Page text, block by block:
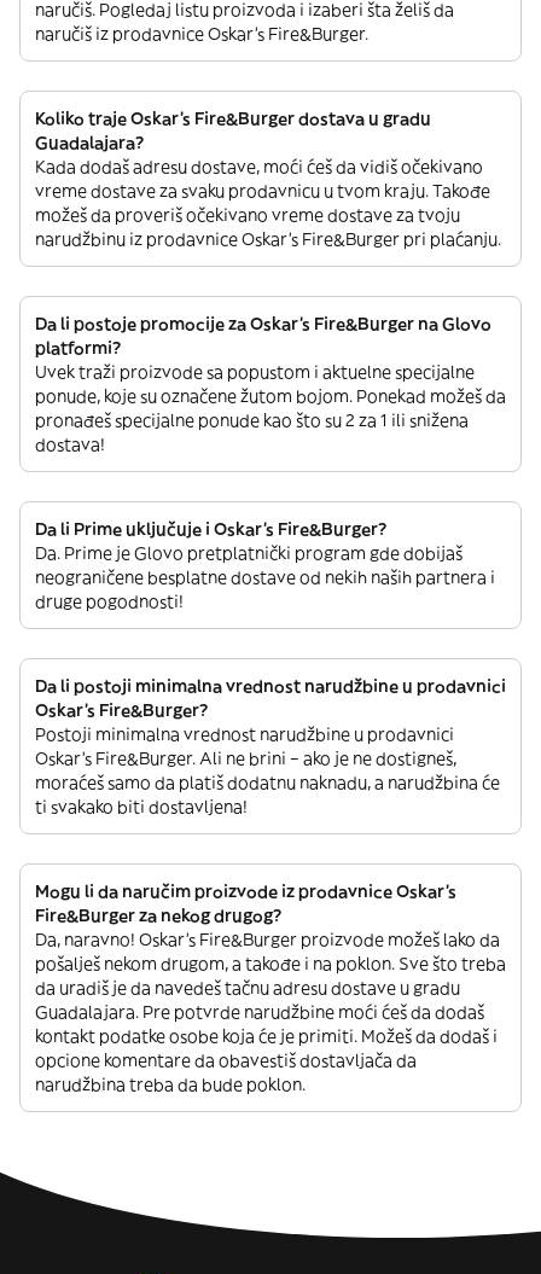
naručiš. Pogledaj listu proizvoda i izaberi šta želiš da
naručiš iz prodavnice Oskar's Fire&Burger.
Koliko traje Oskar's Fire&Burger dostava u gradu
Guadalajara?
Kada dodaš adresu dostave, moći ćeš da vidiš očekivano
vreme dostave za svaku prodavnicu u tvom kraju. Takođe
možeš da proveriš očekivano vreme dostave za tvoju
narudžbinu iz prodavnice Oskar's Fire&Burger pri plaćanju.
Da li postoje promocije za Oskar's Fire&Burger na Glovo
platformi?
Uvek traži proizvode sa popustom i aktuelne specijalne
ponude, koje su označene žutom bojom. Ponekad možeš da
pronađeš specijalne ponude kao što su 2 za 1 ili snižena
dostava!
Da li Prime uključuje i Oskar's Fire&Burger?
Da. Prime je Glovo pretplatnički program gde dobijaš
neograničene besplatne dostave od nekih naših partnera i
druge pogodnosti!
Da li postoji minimalna vrednost narudžbine u prodavnici
Oskar's Fire&Burger?
Postoji minimalna vrednost narudžbine u prodavnici
Oskar's Fire&Burger. Ali ne brini – ako je ne dostigneš,
moraćeš samo da platiš dodatnu naknadu, a narudžbina će
ti svakako biti dostavljena!
Mogu li da naručim proizvode iz prodavnice Oskar's
Fire&Burger za nekog drugog?
Da, naravno! Oskar's Fire&Burger proizvode možeš lako da
pošalješ nekom drugom, a takođe i na poklon. Sve što treba
da uradiš je da navedeš tačnu adresu dostave u gradu
Guadalajara. Pre potvrde narudžbine moći ćeš da dodaš
kontakt podatke osobe koja će je primiti. Možeš da dodaš i
opcione komentare da obavestiš dostavljača da
narudžbina treba da bude poklon.